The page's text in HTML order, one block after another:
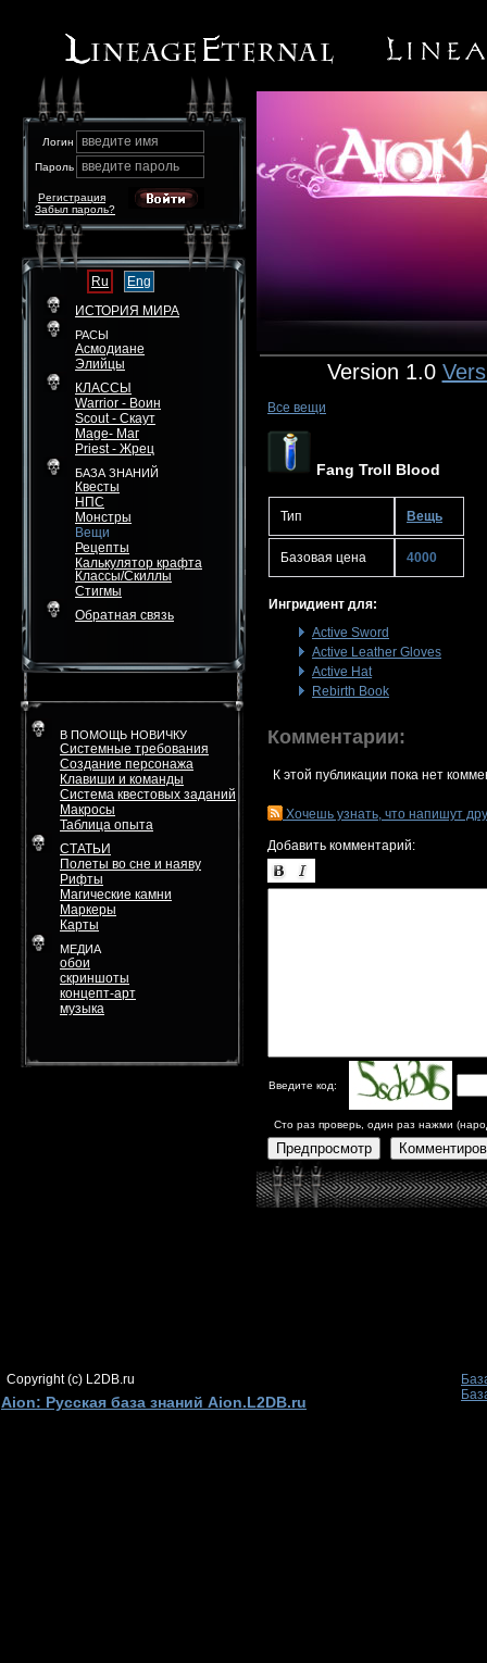
Логин введите имя
Пароль введите пароль
Забыл пароль?
Регистрация
Ru
Eng
ИСТОРИЯ МИРА
РАСЫ
Асмодиане
Элийцы
КЛАССЫ
Warrior - Воин
Scout - Скаут
Mage- Маг
Priest - Жрец
БАЗА ЗНАНИЙ
Квесты
НПС
Монстры
Вещи
Рецепты
Калькулятор крафта
Классы/Скиллы
Стигмы
Обратная связь
В ПОМОЩЬ НОВИЧКУ
Системные требования
Создание персонажа
Клавиши и команды
Система квестовых заданий
Макросы
Таблица опыта
СТАТЬИ
Полеты во сне и наяву
Рифты
Магические камни
Маркеры
Карты
МЕДИА
обои
скриншоты
концепт-арт
музыка
Version 1.0
Все вещи
Fang Troll Blood
Тип Вещь
Базовая цена 4000
Ингридиент для:
Active Sword
Active Leather Gloves
Active Hat
Rebirth Book
Комментарии:
К этой публикации пока нет
Хочешь узнать, что напишут
Добавить комментарий:
Введите код:
Сто раз проверь, один раз нажми
Предпросмотр
Copyright (c) L2DB.ru
Aion: Русская база знаний Aion.L2DB.ru